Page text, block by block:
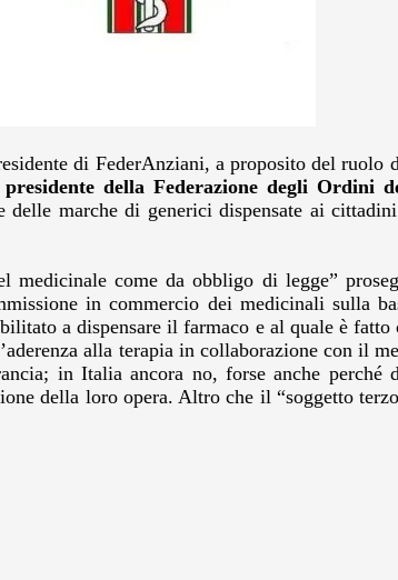
di FederAnziani, a proposito del ruolo
presidente della Federazione degli Ordini
marche di generici dispensate ai
come da obbligo di legge”
in commercio dei medicinali sulla
a dispensare il farmaco e al quale è
alla terapia in collaborazione con il
in Italia ancora no, forse anche
della loro opera. Altro che il “soggetto